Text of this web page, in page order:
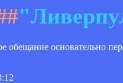
обещание основательно